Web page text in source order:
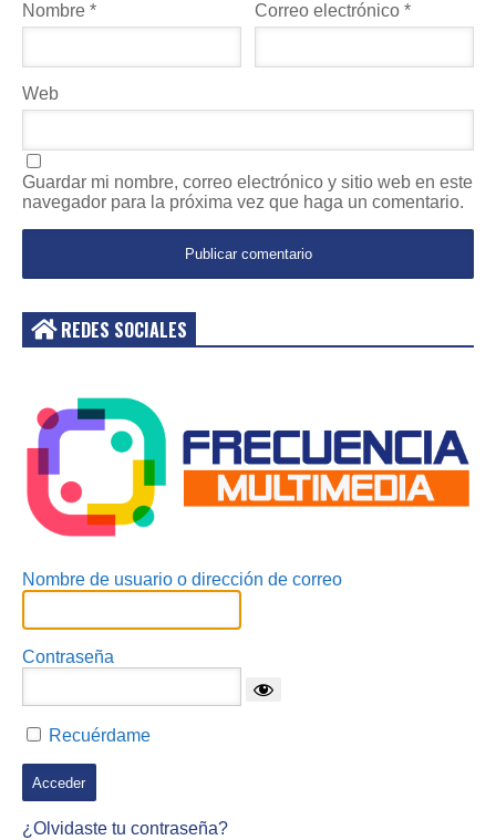
Nombre * Correo electrónico*
Web
Guardar mi nombre, correo electrónico y sitio web en este
navegador para la próxima vez que haga un comentario.
REDES SOCIALES
Nombre de usuario o dirección de correo
Contraseña
Recuérdame
¿Olvidaste tu contraseña?